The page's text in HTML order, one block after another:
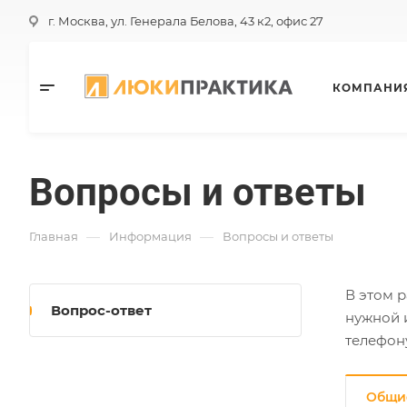
г. Москва, ул. Генерала Белова, 43 к2, офис 27
Вопросы и ответы
Главная — Информация — Вопросы и ответы
В этом
нужной
Вопрос-ответ